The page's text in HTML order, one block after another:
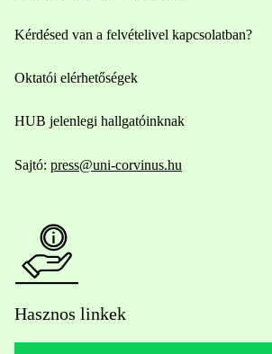
Kérdésed van a felvételivel kapcsolatban?
Oktatói elérhetőségek
HUB jelenlegi hallgatóinknak
Sajtó: press@uni-corvinus.hu
Hasznos linkek